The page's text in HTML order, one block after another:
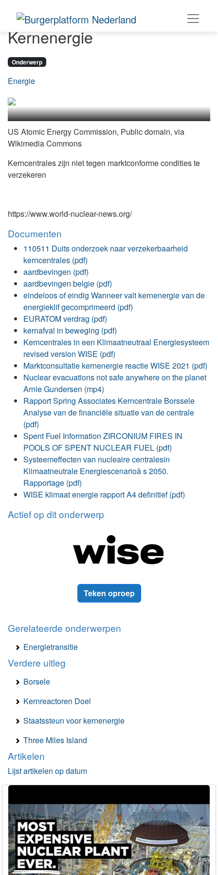
Kernenergie
Onderwerp
Energie
US Atomic Energy Commission, Public domain, via
Wikimedia Commons
Kerncentrales zijn niet tegen marktconforme condities te
verzekeren
https://www.world-nuclear-news.org/
Documenten
110511 Duits onderzoek naar verzekerbaarheid
kerncentrales (pdf)
aardbevingen (pdf)
aardbevingen belgie (pdf)
eindeloos of eindig Wanneer valt kernenergie van de
energieklif gecomprimeerd (pdf)
EURATOM verdrag (pdf)
kernafval in beweging (pdf)
Kerncentrales in een Klimaatneutraal Energiesysteem
revised version WISE (pdf)
Marktconsultatie kernenergie reactie WISE 2021 (pdf)
Nuclear evacuations not safe anywhere on the planet
Arnie Gundersen (mp4)
Rapport Spring Associates Kerncentrale Borssele
Analyse van de financiële situatie van de centrale
(pdf)
Spent Fuel Information ZIRCONIUM FIRES IN
POOLS OF SPENT NUCLEAR FUEL (pdf)
Systeemeffecten van nucleaire centralesin
Klimaatneutrale Energiescenarioâ s 2050.
Rapportage (pdf)
WISE klimaat energie rapport A4 definitief (pdf)
Actief op dit onderwerp
Teken oproep
Gerelateerde onderwerpen
Energietransitie
Verdere uitleg
Borsele
Kernreactoren Doel
Staatssteun voor kernenergie
Three Miles Island
Artikelen
Lijst artikelen op datum